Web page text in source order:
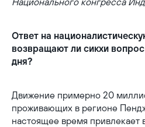
Ответ на
возвращают ли сикхи
дня?
Движение примерно 20
проживающих в регионе
настоящее время привлекает